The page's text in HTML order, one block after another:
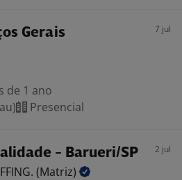
Gerais 7 jul
de 1 ano
Presencial
- Barueri/SP 2 jul
(Matriz)